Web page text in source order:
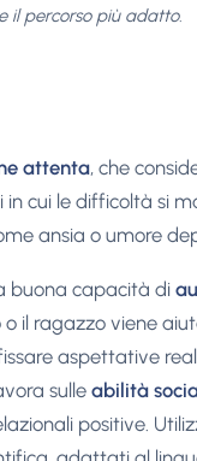
il percorso più adatto.
attenta, che
cui le difficoltà si
ansia o umore
buona capacità di
il ragazzo viene
aspettative
sulle abilità
positive.